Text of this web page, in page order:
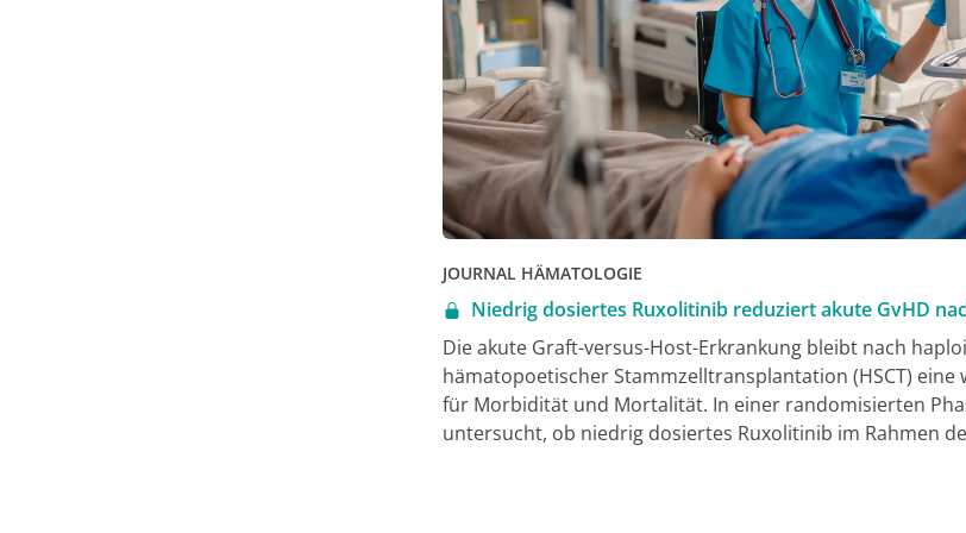
JOURNAL HÄMATOLOGIE
Niedrig dosiertes Ruxolitinib reduziert akute GvHD
Die akute Graft-versus-Host-Erkrankung bleibt nach
hämatopoetischer Stammzelltransplantation (HSCT) eine
für Morbidität und Mortalität. In einer randomisierten
untersucht, ob niedrig dosiertes Ruxolitinib im Rahmen